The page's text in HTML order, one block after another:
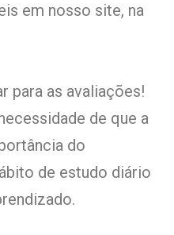
em nosso site, na
para as avaliações!
de que a
do
de estudo diário